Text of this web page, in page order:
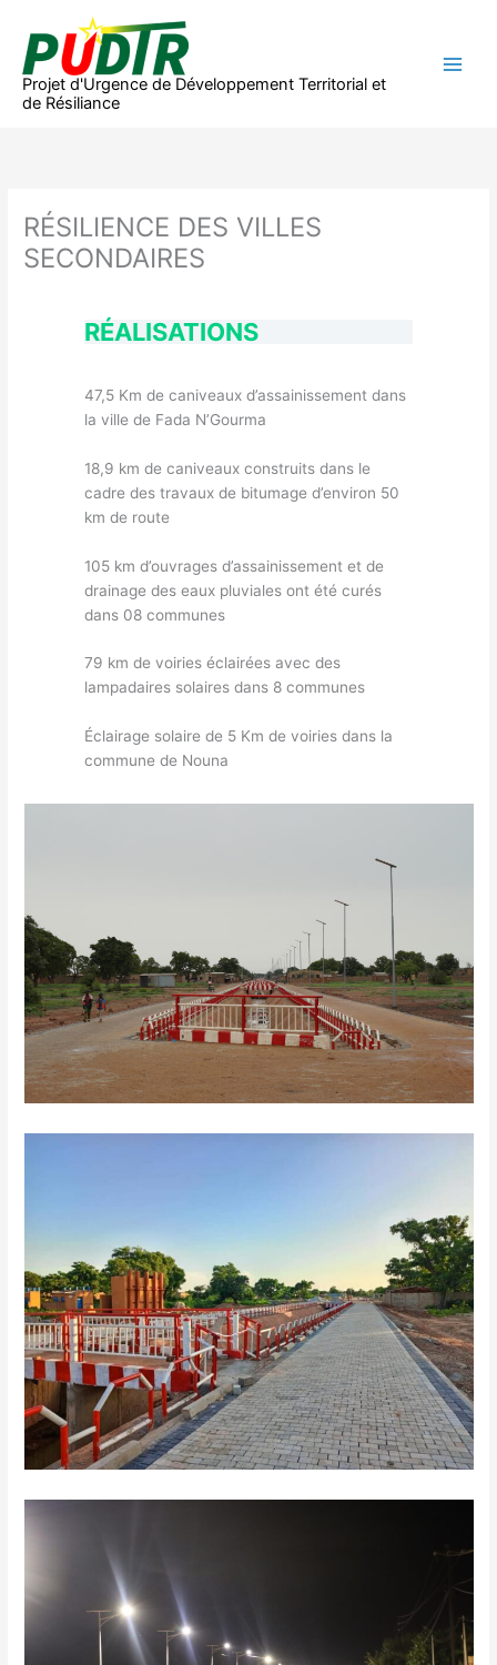
contenu
Projet d'Urgence de Développement Territorial et
de Résiliance
RÉSILIENCE DES VILLES
SECONDAIRES
RÉALISATIONS
47,5 Km de caniveaux d’assainissement dans
la ville de Fada N’Gourma
18,9 km de caniveaux construits dans le
cadre des travaux de bitumage d’environ 50
km de route
105 km d’ouvrages d’assainissement et de
drainage des eaux pluviales ont été curés
dans 08 communes
79 km de voiries éclairées avec des
lampadaires solaires dans 8 communes
Éclairage solaire de 5 Km de voiries dans la
commune de Nouna